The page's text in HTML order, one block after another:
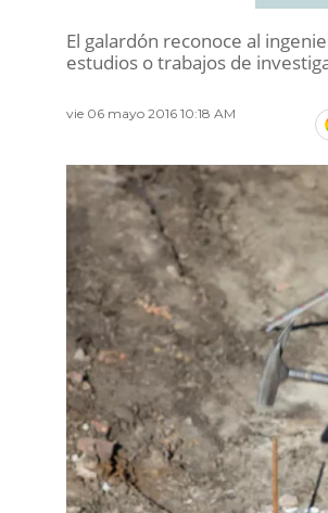
El galardón reconoce al
estudios o trabajos de
vie 06 mayo 2016 10:18 AM